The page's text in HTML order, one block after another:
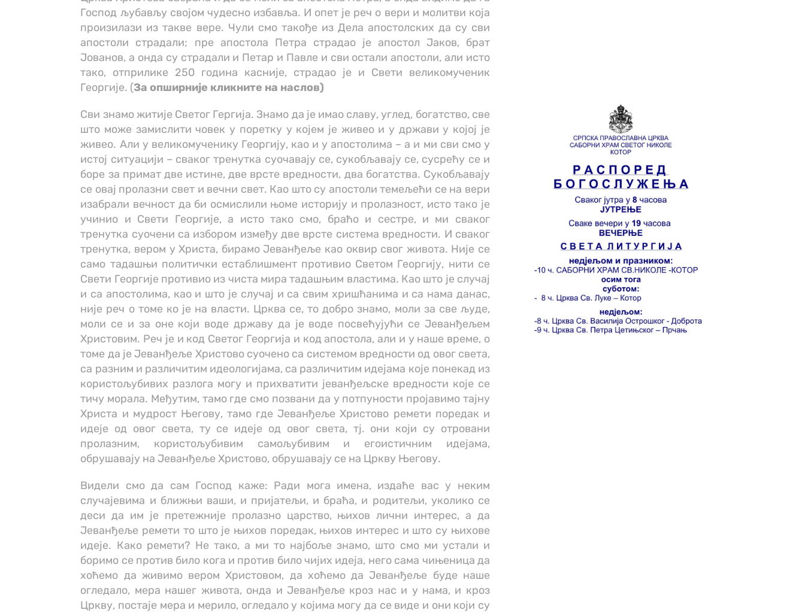
Господ љубављу својом чудесно избавља. И опет је реч о вери и молитви која
произилази из такве вере. Чули смо такође из Дела апостолских да су сви
апостоли страдали; пре апостола Петра страдао је апостол Јаков, брат
Јованов, а онда су страдали и Петар и Павле и сви остали апостоли, али исто
тако, отприлике 250 година касније, страдао је и Свети великомученик
Георгије. (За опширније кликните на наслов)
Сви знамо житије Светог Гергија. Знамо да је имао славу, углед, богатство, све
што може замислити човек у поретку у којем је живео и у држави у којој је
живео. Али у великомученику Георгију, као и у апостолима – а и ми сви смо у
истој ситуацији – сваког тренутка суочавају се, сукобљавају се, сусрећу се и
боре за примат две истине, две врсте вредности, два богатства. Сукобљавају
се овај пролазни свет и вечни свет. Као што су апостоли темељећи се на вери
изабрали вечност да би осмислили њоме историју и пролазност, исто тако је
учинио и Свети Георгије, а исто тако смо, браћо и сестре, и ми сваког
тренутка суочени са избором између две врсте система вредности. И сваког
тренутка, вером у Христа, бирамо Јеванђеље као оквир свог живота. Није се
само тадашњи политички естаблишмент противио Светом Георгију, нити се
Свети Георгије противио из чиста мира тадашњим властима. Као што је случај
и са апостолима, као и што је случај и са свим хришћанима и са нама данас,
није реч о томе ко је на власти. Црква се, то добро знамо, моли за све људе,
моли се и за оне који воде државу да је воде посвећујући се Јеванђељем
Христовим. Реч је и код Светог Георгија и код апостола, али и у наше време, о
томе да је Јеванђеље Христово суочено са системом вредности од овог света,
са разним и различитим идеологијама, са различитим идејама које понекад из
користољубивих разлога могу и прихватити јеванђељске вредности које се
тичу морала. Међутим, тамо где смо позвани да у потпуности пројавимо тајну
Христа и мудрост Његову, тамо где Јеванђеље Христово ремети поредак и
идеје од овог света, ту се идеје од овог света, тј. они који су отровани
пролазним, користољубивим самољубивим и егоистичним идејама,
обрушавају на Јеванђеље Христово, обрушавају се на Цркву Његову.
Видели смо да сам Господ каже: Ради мога имена, издаће вас у неким
случајевима и ближњи ваши, и пријатељи, и браћа, и родитељи, уколико се
деси да им је претежније пролазно царство, њихов лични интерес, а да
Јеванђеље ремети то што је њихов поредак, њихов интерес и што су њихове
идеје. Како ремети? Не тако, а ми то најбоље знамо, што смо ми устали и
боримо се против било кога и против било чијих идеја, него сама чињеница да
хоћемо да живимо вером Христовом, да хоћемо да Јеванђеље буде наше
огледало, мера нашег живота, онда и Јеванђеље кроз нас и у нама, и кроз
Цркву, постаје мера и мерило, огледало у којима могу да се виде и они који су